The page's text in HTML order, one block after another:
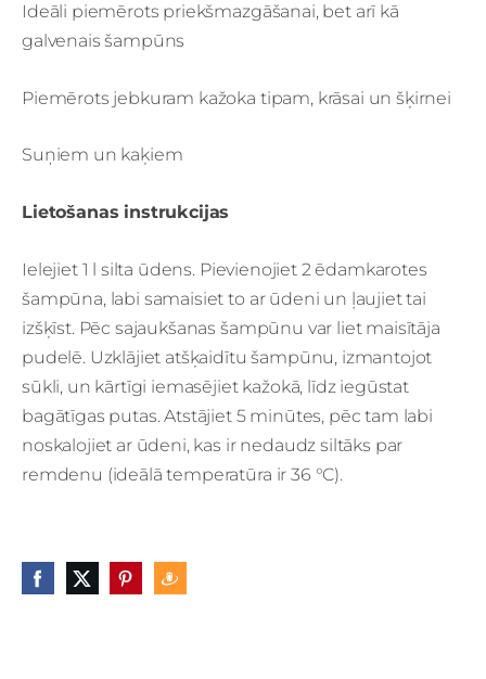
Ideāli piemērots priekšmazgāšanai, bet arī kā
galvenais šampūns
Piemērots jebkuram kažoka tipam, krāsai un šķirnei
Suņiem un kaķiem
Lietošanas instrukcijas
Ielejiet 1 l silta ūdens. Pievienojiet 2 ēdamkarotes
šampūna, labi samaisiet to ar ūdeni un ļaujiet tai
izšķīst. Pēc sajaukšanas šampūnu var liet maisītāja
pudelē. Uzklājiet atšķaidītu šampūnu, izmantojot
sūkli, un kārtīgi iemasējiet kažokā, līdz iegūstat
bagātīgas putas. Atstājiet 5 minūtes, pēc tam labi
noskalojiet ar ūdeni, kas ir nedaudz siltāks par
remdenu (ideālā temperatūra ir 36 °C).